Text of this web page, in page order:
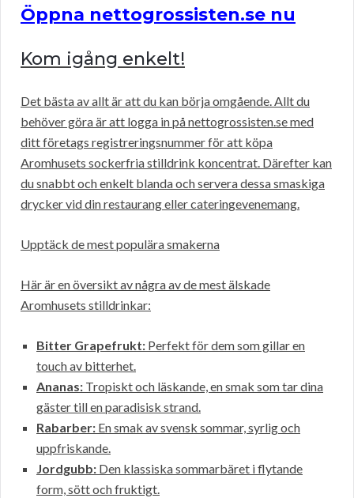
Öppna nettogrossisten.se nu
Kom igång enkelt!
Det bästa av allt är att du kan börja omgående. Allt du
behöver göra är att logga in på nettogrossisten.se med
ditt företags registreringsnummer för att köpa
Aromhusets sockerfria stilldrink koncentrat. Därefter kan
du snabbt och enkelt blanda och servera dessa smaskiga
drycker vid din restaurang eller cateringevenemang.
Upptäck de mest populära smakerna
Här är en översikt av några av de mest älskade
Aromhusets stilldrinkar:
Bitter Grapefrukt: Perfekt för dem som gillar en
touch av bitterhet.
Ananas: Tropiskt och läskande, en smak som tar dina
gäster till en paradisisk strand.
Rabarber: En smak av svensk sommar, syrlig och
uppfriskande.
Jordgubb: Den klassiska sommarbäret i flytande
form, sött och fruktigt.